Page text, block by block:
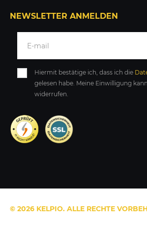
NEWSLETTER ANMELDEN
Hiermit bestätige ich, dass ich die
gelesen habe. Meine Einwilligung
widerrufen.
© 2026 KELPIO. ALLE RECHTE